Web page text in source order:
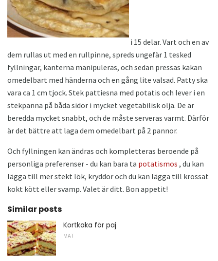
i 15 delar. Vart och en av
dem rullas ut med en rullpinne, spreds ungefär 1 tesked
fyllningar, kanterna manipuleras, och sedan pressas kakan
omedelbart med händerna och en gång lite valsad. Patty ska
vara ca 1 cm tjock. Stek pattiesna med potatis och lever i en
stekpanna på båda sidor i mycket vegetabilisk olja. De är
beredda mycket snabbt, och de måste serveras varmt. Därför
är det bättre att laga dem omedelbart på 2 pannor.
Och fyllningen kan ändras och kompletteras beroende på
personliga preferenser - du kan bara ta potatismos , du kan
lägga till mer stekt lök, kryddor och du kan lägga till krossat
kokt kött eller svamp. Valet är ditt. Bon appetit!
Similar posts
Kortkaka för paj
MAT